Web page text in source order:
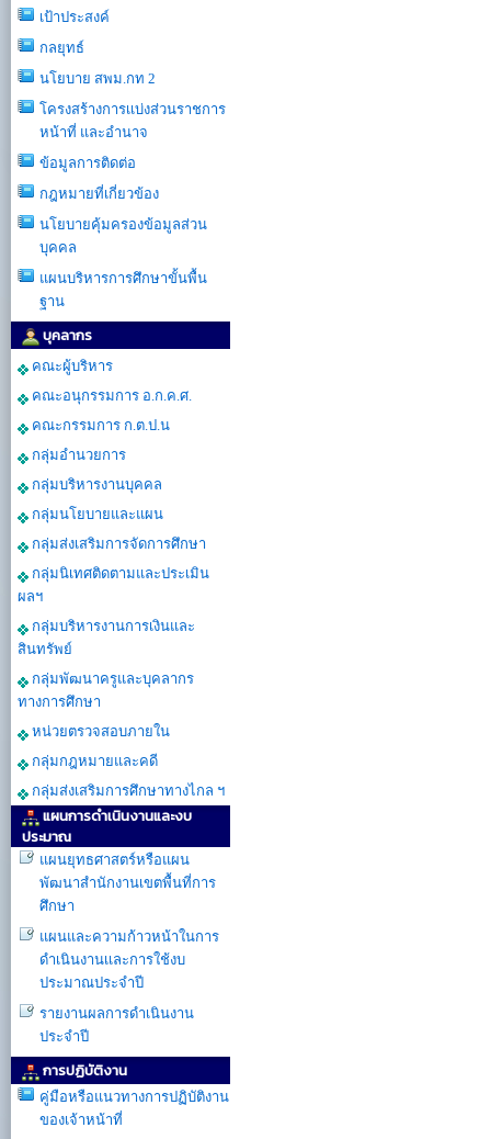
เป้าประสงค์
กลยุทธ์
นโยบาย สพม.กท 2
โครงสร้างการเเบ่งส่วนราชการ
หน้าที่ และอำนาจ
ข้อมูลการติดต่อ
กฎหมายที่เกี่ยวข้อง
นโยบายคุ้มครองข้อมูลส่วน
บุคคล
แผนบริหารการศึกษาขั้นพื้น
ฐาน
บุคลากร
คณะผู้บริหาร
คณะอนุกรรมการ อ.ก.ค.ศ.
คณะกรรมการ ก.ต.ป.น
กลุ่มอำนวยการ
กลุ่มบริหารงานบุคคล
กลุ่มนโยบายและแผน
กลุ่มส่งเสริมการจัดการศึกษา
กลุ่มนิเทศติดตามและประเมิน
ผลฯ
กลุ่มบริหารงานการเงินและ
สินทรัพย์
กลุ่มพัฒนาครูและบุคลากร
ทางการศึกษา
หน่วยตรวจสอบภายใน
กลุ่มกฎหมายและคดี
กลุ่มส่งเสริมการศึกษาทางไกล ฯ
แผนการดำเนินงานและงบ
ประมาณ
แผนยุทธศาสตร์หรือแผน
พัฒนาสำนักงานเขตพื้นที่การ
ศึกษา
แผนและความก้าวหน้าในการ
ดำเนินงานเเละการใช้งบ
ประมาณประจำปี
รายงานผลการดำเนินงาน
ประจำปี
การปฏิบัติงาน
คู่มือหรือแนวทางการปฏิบัติงาน
ของเจ้าหน้าที่